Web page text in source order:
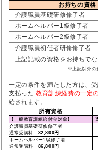
お持ちの資格
介護職員基礎研修修了者
ホームヘルパー1級修了者
ホームヘルパー2級修了者
介護職員初任者研修修了者
上記記載の資格をお持ちで
※上記以外の
一定の条件を満たした方は、
支払った 教育訓練経費の一定
給されます。
所有資格
【一般教育訓練給付金対象】
介護職員基礎研修修了者
通常受講料 32,800円
ホームヘルパー1級修了者
通常受講料 86,800円